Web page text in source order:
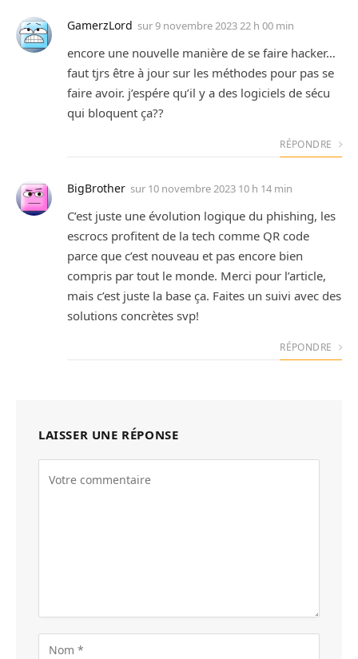
GamerzLord sur9 novembre 2023 22 h 00 min
encore une nouvelle manière de se faire hacker…
faut tjrs être à jour sur les méthodes pour pas se
faire avoir. j’espére qu’il y a des logiciels de sécu
qui bloquent ça??
RÉPONDRE
BigBrother sur 10 novembre 2023 10 h 14 min
C’est juste une évolution logique du phishing, les
escrocs profitent de la tech comme QR code
parce que c’est nouveau et pas encore bien
compris par tout le monde. Merci pour l’article,
mais c’est juste la base ça. Faites un suivi avec des
solutions concrètes svp!
RÉPONDRE
LAISSER UNE RÉPONSE